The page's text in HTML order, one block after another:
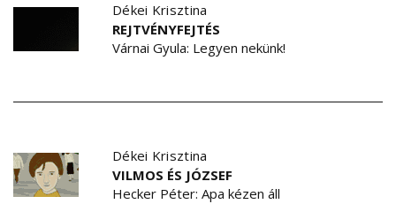
Dékei Krisztina
REJTVÉNYFEJTÉS
Várnai Gyula: Legyen nekünk!
Dékei Krisztina
VILMOS ÉS JÓZSEF
Hecker Péter: Apa kézen áll